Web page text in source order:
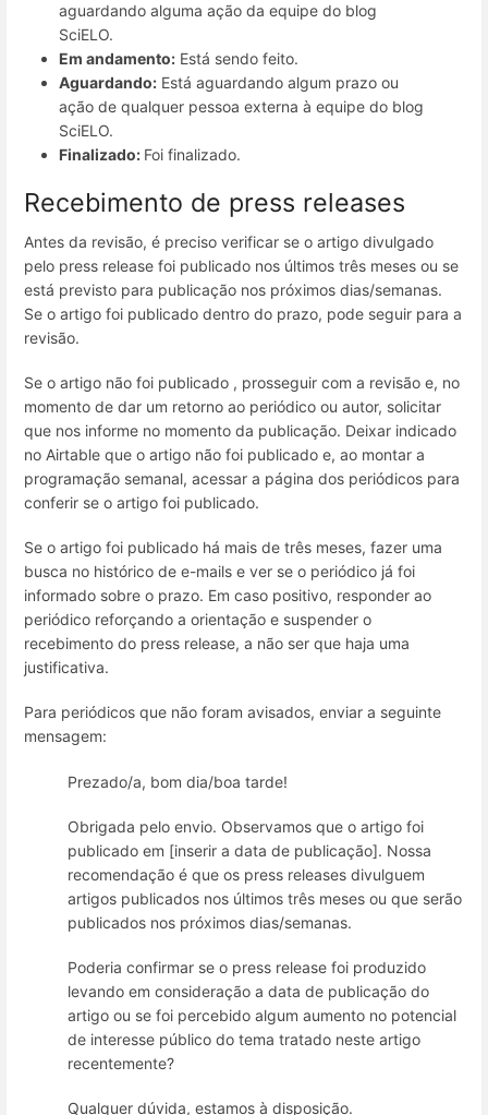
aguardando alguma ação da equipe do blog
SciELO.
Em andamento: Está sendo feito.
Aguardando: Está aguardando algum prazo ou
ação de qualquer pessoa externa à equipe do blog
SciELO.
Finalizado: Foi finalizado.
Recebimento de press releases
Antes da revisão, é preciso verificar se o artigo divulgado
pelo press release foi publicado nos últimos três meses ou se
está previsto para publicação nos próximos dias/semanas.
Se o artigo foi publicado dentro do prazo, pode seguir para a
revisão.
Se o artigo não foi publicado , prosseguir com a revisão e, no
momento de dar um retorno ao periódico ou autor, solicitar
que nos informe no momento da publicação. Deixar indicado
no Airtable que o artigo não foi publicado e, ao montar a
programação semanal, acessar a página dos periódicos para
conferir se o artigo foi publicado.
Se o artigo foi publicado há mais de três meses, fazer uma
busca no histórico de e-mails e ver se o periódico já foi
informado sobre o prazo. Em caso positivo, responder ao
periódico reforçando a orientação e suspender o
recebimento do press release, a não ser que haja uma
justificativa.
Para periódicos que não foram avisados, enviar a seguinte
mensagem:
Prezado/a, bom dia/boa tarde!
Obrigada pelo envio. Observamos que o artigo foi
publicado em [inserir a data de publicação]. Nossa
recomendação é que os press releases divulguem
artigos publicados nos últimos três meses ou que serão
publicados nos próximos dias/semanas.
Poderia confirmar se o press release foi produzido
levando em consideração a data de publicação do
artigo ou se foi percebido algum aumento no potencial
de interesse público do tema tratado neste artigo
recentemente?
Qualquer dúvida, estamos à disposição.